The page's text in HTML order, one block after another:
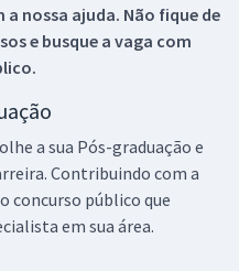
a nossa ajuda. Não fique de
e busque a vaga com
a sua Pós-graduação e
Contribuindo com a
concurso público que
em sua área.